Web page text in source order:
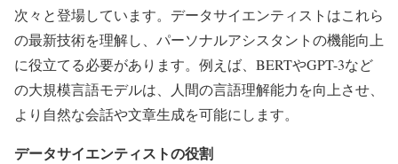
次々と登場しています。データサイエンティストはこれら
の最新技術を理解し、パーソナルアシスタントの機能向上
に役立てる必要があります。例えば、BERTやGPT-3など
の大規模言語モデルは、人間の言語理解能力を向上させ、
より自然な会話や文章生成を可能にします。
データサイエンティストの役割